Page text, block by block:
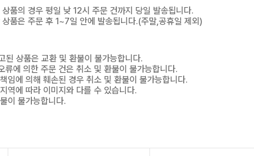
품의 경우 평일 낮 12시 주문 건까지 당일 발송됩니다.
품은 주문 후 1~7일 안에 발송됩니다.(주말,공휴일 제외)
된 상품은 교환 및 환불이 불가능합니다.
류에 의한 주문 건은 취소 및 환불이 불가능합니다.
임에 의해 훼손된 경우 취소 및 환불이 불가능합니다.
역에 따라 이미지와 다를 수 있습니다.
이 불가능합니다.